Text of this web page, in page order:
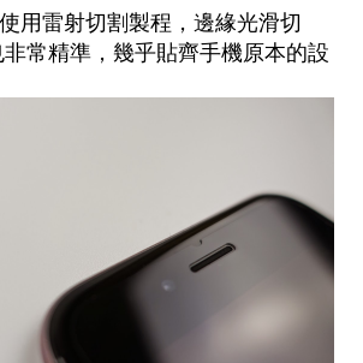
用雷射切割製程，邊緣光滑切
常精準，幾乎貼齊手機原本的設